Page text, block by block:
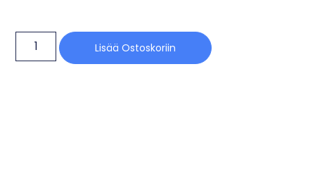
Lisää Ostoskoriin